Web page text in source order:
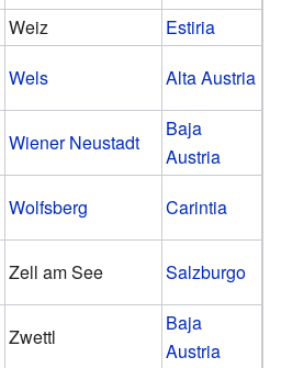
Weiz
Estiria
Wels Alta Austria
Wiener Neustadt
Baja
Austria
Wolfsberg Carintia
Zell am See Salzburgo
Zwettl
Baja
Austria